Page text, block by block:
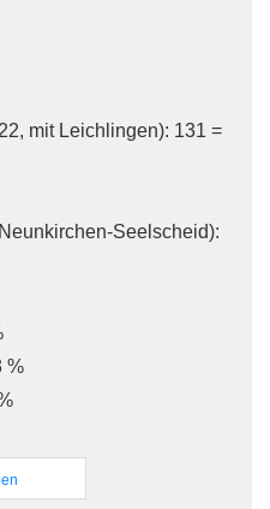
mit Leichlingen): 131 =
Seelscheid):
%